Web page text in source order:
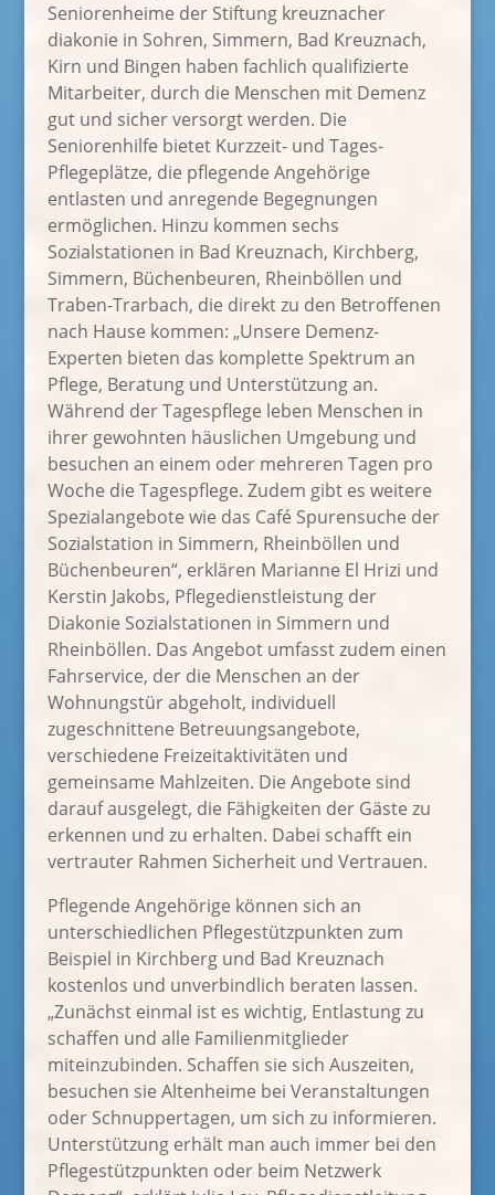
Seniorenheime der Stiftung kreuznacher
diakonie in Sohren, Simmern, Bad Kreuznach,
Kirn und Bingen haben fachlich qualifizierte
Mitarbeiter, durch die Menschen mit Demenz
gut und sicher versorgt werden. Die
Seniorenhilfe bietet Kurzzeit- und Tages-
Pflegeplätze, die pflegende Angehörige
entlasten und anregende Begegnungen
ermöglichen. Hinzu kommen sechs
Sozialstationen in Bad Kreuznach, Kirchberg,
Simmern, Büchenbeuren, Rheinböllen und
Traben-Trarbach, die direkt zu den Betroffenen
nach Hause kommen: „Unsere Demenz-
Experten bieten das komplette Spektrum an
Pflege, Beratung und Unterstützung an.
Während der Tagespflege leben Menschen in
ihrer gewohnten häuslichen Umgebung und
besuchen an einem oder mehreren Tagen pro
Woche die Tagespflege. Zudem gibt es weitere
Spezialangebote wie das Café Spurensuche der
Sozialstation in Simmern, Rheinböllen und
Büchenbeuren“, erklären Marianne El Hrizi und
Kerstin Jakobs, Pflegedienstleistung der
Diakonie Sozialstationen in Simmern und
Rheinböllen. Das Angebot umfasst zudem einen
Fahrservice, der die Menschen an der
Wohnungstür abgeholt, individuell
zugeschnittene Betreuungsangebote,
verschiedene Freizeitaktivitäten und
gemeinsame Mahlzeiten. Die Angebote sind
darauf ausgelegt, die Fähigkeiten der Gäste zu
erkennen und zu erhalten. Dabei schafft ein
vertrauter Rahmen Sicherheit und Vertrauen.
Pflegende Angehörige können sich an
unterschiedlichen Pflegestützpunkten zum
Beispiel in Kirchberg und Bad Kreuznach
kostenlos und unverbindlich beraten lassen.
„Zunächst einmal ist es wichtig, Entlastung zu
schaffen und alle Familienmitglieder
miteinzubinden. Schaffen sie sich Auszeiten,
besuchen sie Altenheime bei Veranstaltungen
oder Schnuppertagen, um sich zu informieren.
Unterstützung erhält man auch immer bei den
Pflegestützpunkten oder beim Netzwerk